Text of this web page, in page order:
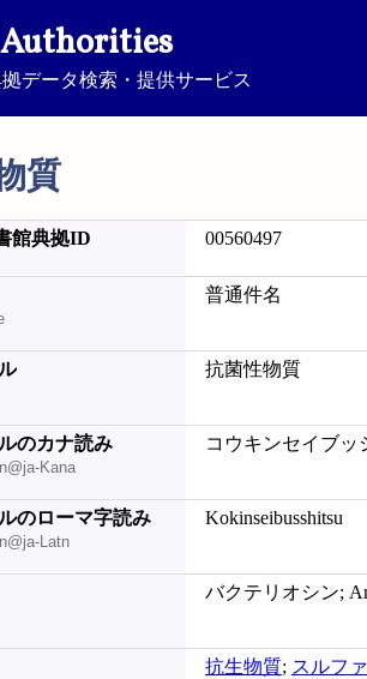
データ検索・提供サービス
質
館典拠ID 00560497
普通件名
抗菌性物質
のカナ読み
Kana
コウキンセイブッ
のローマ字読み
Latn
Kokinseibusshitsu
バクテリオシン;
抗生物質; スルフ